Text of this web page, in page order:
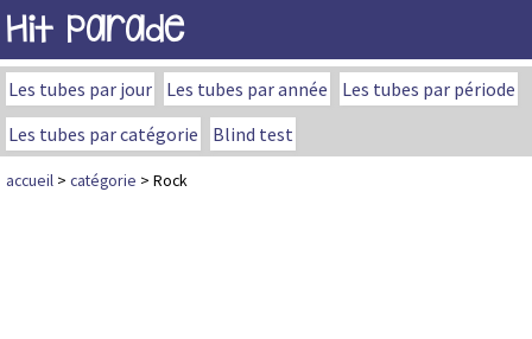
Hit Parade
Les tubes par jour Les tubes par année
Les tubes par période
Les tubes par catégorie
Blind test
accueil > catégorie > Rock